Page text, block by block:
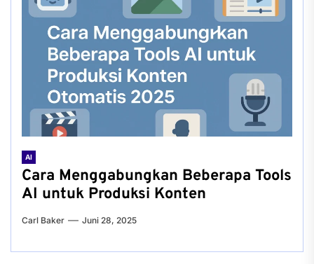
AI
Cara Menggabungkan Beberapa Tools
AI untuk Produksi Konten
Carl Baker Juni 28, 2025